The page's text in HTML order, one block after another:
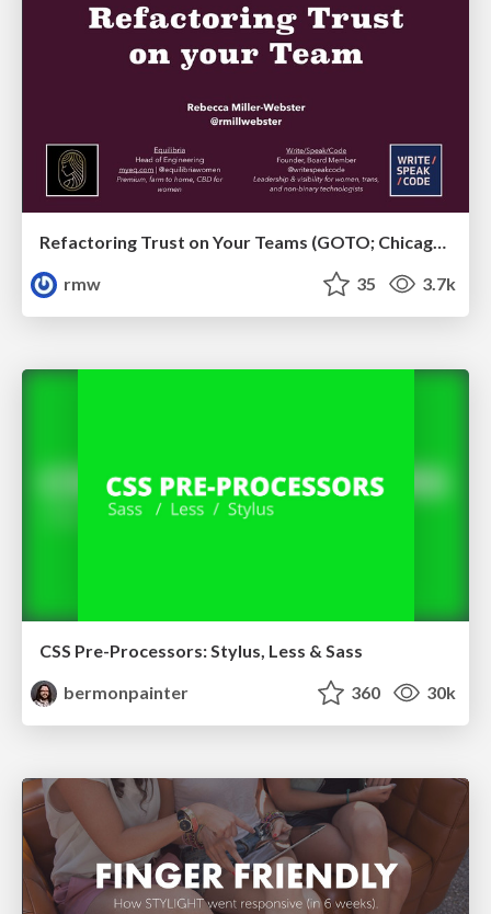
Refactoring Trust on Your Teams (GOTO; Chicago 2020)
rmw
35 3.7k
CSS Pre-Processors: Stylus, Less & Sass
bermonpainter
360 30k